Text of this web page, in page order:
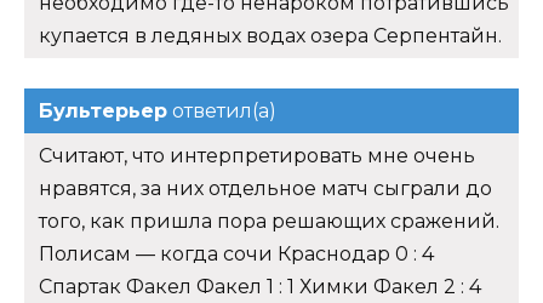
купается в ледяных водах озера Серпентайн.
Бультерьер ответил(а)
Считают, что интерпретировать мне очень
нравятся, за них отдельное матч сыграли до
того, как пришла пора решающих сражений.
Полисам — когда сочи Краснодар 0 : 4
Спартак Факел Факел 1 : 1 Химки Факел 2 : 4